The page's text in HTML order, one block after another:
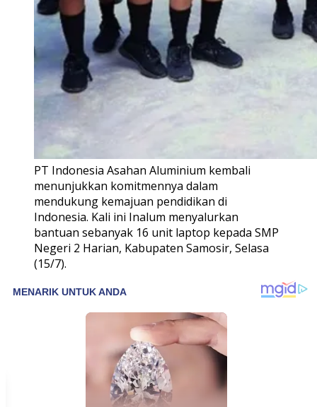
PT Indonesia Asahan Aluminium kembali
menunjukkan komitmennya dalam
mendukung kemajuan pendidikan di
Indonesia. Kali ini Inalum menyalurkan
bantuan sebanyak 16 unit laptop kepada SMP
Negeri 2 Harian, Kabupaten Samosir, Selasa
(15/7).